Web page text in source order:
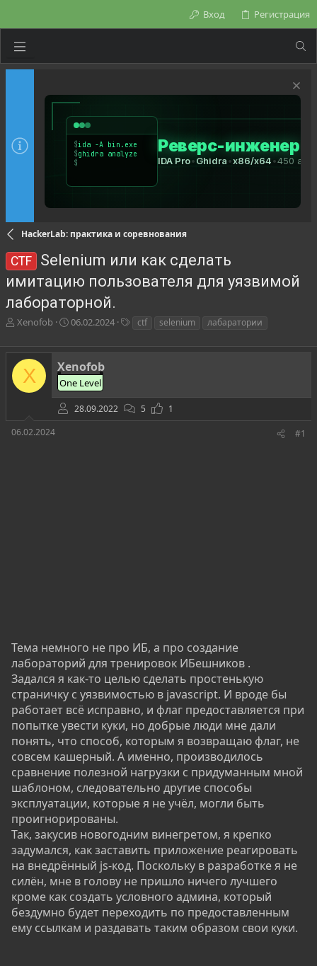
Вход Регистрация
HackerLab: практика и соревнования
CTF
Selenium или как сделать
имитацию пользователя для уязвимой
лабораторной.
А
т
о
т
ы
Xenofob
Д
т
н
а
ч
а
л
06.02.2024
г
ctf selenium лабаратории
X Xenofob
One Level
28.09.2022 5
1
06.02.2024
#1
Тема немного не про ИБ, а про создание
лабораторий для тренировок ИБешников .
Задался я как-то целью сделать простенькую
страничку с уязвимостью в javascript. И вроде бы
работает всё исправно, и флаг предоставляется при
попытке увести куки, но добрые люди мне дали
понять, что способ, которым я возвращаю флаг, не
совсем кашерный. А именно, производилось
сравнение полезной нагрузки с придуманным мной
шаблоном, следовательно другие способы
эксплуатации, которые я не учёл, могли быть
проигнорированы.
Так, закусив новогодним винегретом, я крепко
задумался, как заставить приложение реагировать
на внедрённый js-код. Поскольку в разработке я не
силён, мне в голову не пришло ничего лучшего
кроме как создать условного админа, который
бездумно будет переходить по предоставленным
ему ссылкам и раздавать таким образом свои куки.